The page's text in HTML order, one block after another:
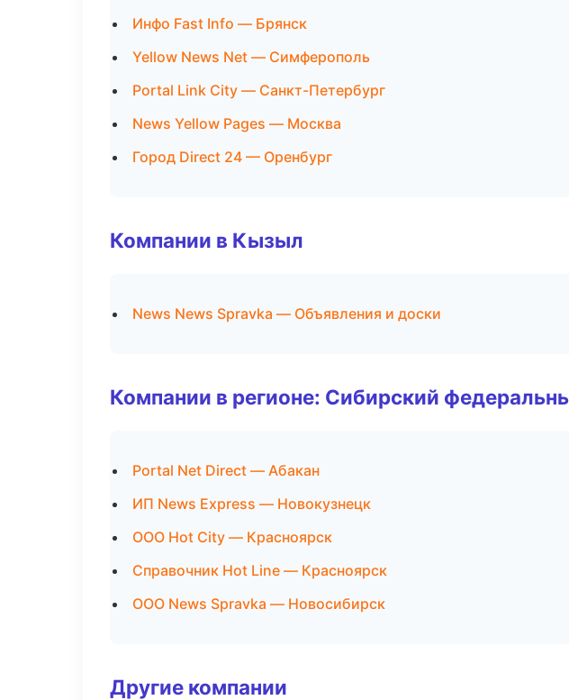
Инфо Fast Info — Брянск
Yellow News Net — Симферополь
Portal Link City — Санкт-Петербург
News Yellow Pages — Москва
Город Direct 24 — Оренбург
Компании в Кызыл
News News Spravka — Объявления и доски
Компании в регионе: Сибирский
Portal Net Direct — Абакан
ИП News Express — Новокузнецк
ООО Hot City — Красноярск
Справочник Hot Line — Красноярск
ООО News Spravka — Новосибирск
Другие компании